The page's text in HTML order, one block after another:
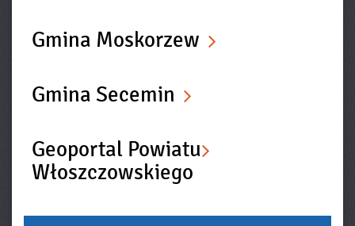
Gmina Moskorzew
Gmina Secemin
Geoportal Powiatu
Włoszczowskiego